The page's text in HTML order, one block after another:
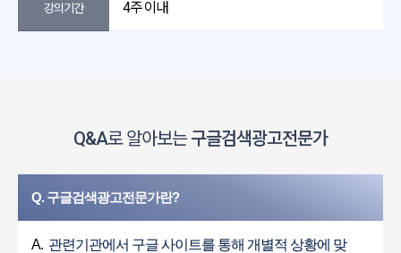
강의기간 4주 이내
Q&A로 알아보는구글검색광고전문가
Q. 구글검색광고전문가란?
A. 관련기관에서 구글 사이트를 통해 개별적 상황에 맞